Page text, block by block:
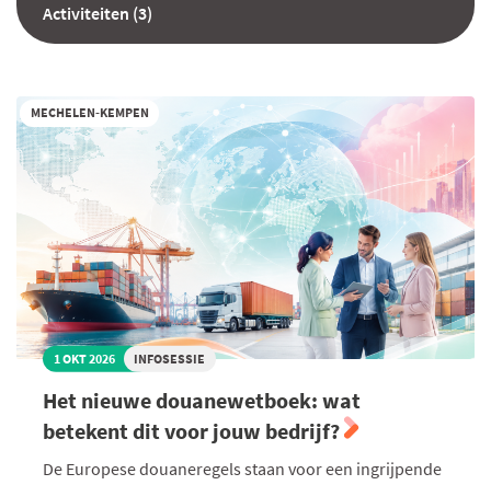
Activiteiten (3)
MECHELEN-KEMPEN
1 OKT 2026 INFOSESSIE
Het nieuwe douanewetboek: wat
betekent dit voor jouw bedrijf?
De Europese douaneregels staan voor een ingrijpende